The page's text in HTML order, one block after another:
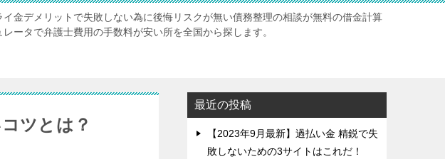
イ金デメリットで失敗しない為に後悔リスクが無い債務整理の相談が無料の借金計算
レータで弁護士費用の手数料が安い所を全国から探します。
ツとは？
最近の投稿
【2023年9月最新】過払い金 精鋭で失
敗しないための3サイトはこれだ！